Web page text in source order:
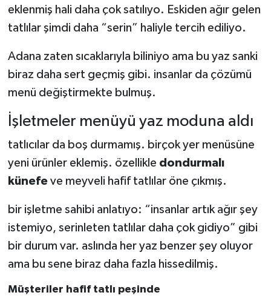
eklenmiş hali daha çok satılıyo. Eskiden ağır gelen
tatlılar şimdi daha “serin” haliyle tercih ediliyo.
Adana zaten sıcaklarıyla biliniyo ama bu yaz sanki
biraz daha sert geçmiş gibi. insanlar da çözümü
menü değiştirmekte bulmuş.
İşletmeler menüyü yaz moduna aldı
tatlıcılar da boş durmamış. birçok yer menüsüne
yeni ürünler eklemiş. özellikle dondurmalı
künefeve meyveli hafif tatlılar öne çıkmış.
bir işletme sahibi anlatıyo: “insanlar artık ağır şey
istemiyo, serinleten tatlılar daha çok gidiyo” gibi
bir durum var. aslında her yaz benzer şey oluyor
ama bu sene biraz daha fazla hissedilmiş.
Müşteriler hafif tatlı peşinde